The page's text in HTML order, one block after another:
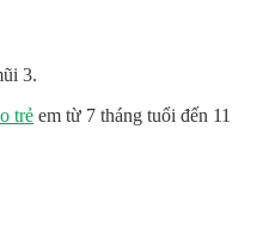
3.
trẻ em từ 7 tháng tuổi đến 11